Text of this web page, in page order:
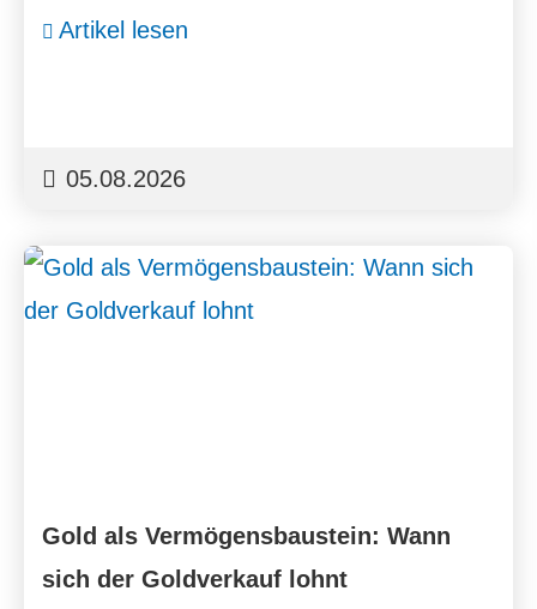
Artikel lesen
05.08.2026
Gold als Vermögensbaustein: Wann
sich der Goldverkauf lohnt